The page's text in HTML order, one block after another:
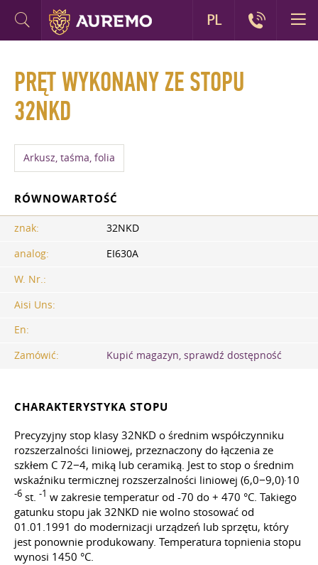
PRĘT WYKONANY ZE STOPU
32NKD
Arkusz, taśma, folia
RÓWNOWARTOŚĆ
znak:
32NKD
analog:
EI630A
W. Nr.:
Aisi Uns:
En:
Zamówić:
Kupić magazyn, sprawdź dostępność
CHARAKTERYSTYKA STOPU
Precyzyjny stop klasy 32NKD o średnim współczynniku
rozszerzalności liniowej, przeznaczony do łączenia ze
szkłem С 72−4, miką lub ceramiką. Jest to stop o średnim
wskaźniku termicznej rozszerzalności liniowej (6,0−9,0)·10
-6 st. -1 w zakresie temperatur od -70 do + 470 °C. Takiego
gatunku stopu jak 32NKD nie wolno stosować od
01.01.1991 do modernizacji urządzeń lub sprzętu, który
jest ponownie produkowany. Temperatura topnienia stopu
wynosi 1450 °C.
PL